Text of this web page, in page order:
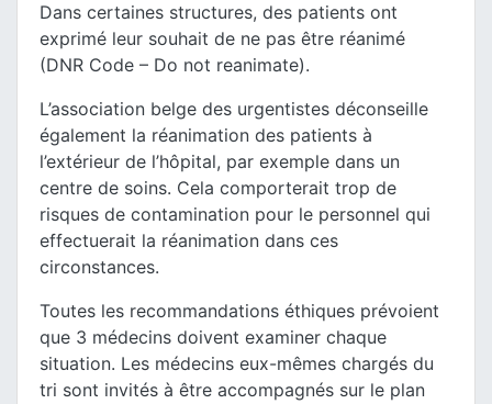
Dans certaines structures, des patients ont
exprimé leur souhait de ne pas être réanimé
(DNR Code – Do not reanimate).
L’association belge des urgentistes déconseille
également la réanimation des patients à
l’extérieur de l’hôpital, par exemple dans un
centre de soins. Cela comporterait trop de
risques de contamination pour le personnel qui
effectuerait la réanimation dans ces
circonstances.
Toutes les recommandations éthiques prévoient
que 3 médecins doivent examiner chaque
situation. Les médecins eux-mêmes chargés du
tri sont invités à être accompagnés sur le plan